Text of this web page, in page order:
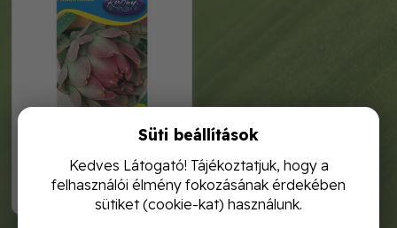
340,-
v.mag articsóka 1g
Süti beállítások
Kedves Látogató! Tájékoztatjuk, hogy a
felhasználói élmény fokozásának érdekében
sütiket (cookie-kat) használunk.